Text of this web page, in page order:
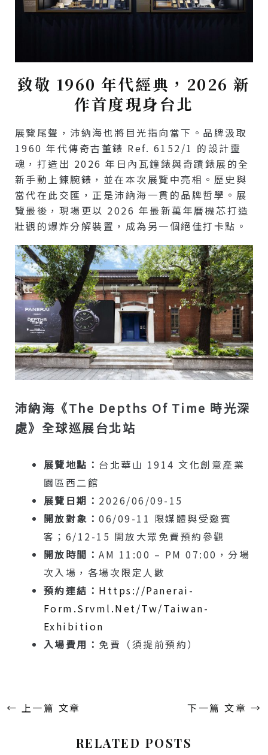
致敬 1960 年代經典，2026 新
作首度現身台北
展覽尾聲，沛納海也將目光指向當下。品牌汲取
1960 年代傳奇古董錶 Ref. 6152/1 的設計靈
魂，打造出 2026 年日內瓦鐘錶與奇蹟錶展的全
新手動上鍊腕錶，並在本次展覽中亮相。歷史與
當代在此交匯，正是沛納海一貫的品牌哲學。展
覽最後，現場更以 2026 年最新萬年曆機芯打造
壯觀的爆炸分解裝置，成為另一個絕佳打卡點。
沛納海《The Depths Of Time 時光深
處》全球巡展台北站
展覽地點： 台北華山 1914 文化創意產業
園區西二館
展覽日期： 2026/06/09-15
開放對象：06/09-11 限媒體與受邀賓
客；6/12-15 開放大眾免費預約參觀
開放時間：AM 11:00 – PM 07:00，分場
次入場，各場次限定人數
預約連結： Https://panerai-
Form.srvml.net/tw/taiwan-
Exhibition
入場費用： 免費（須提前預約）
← 上一篇 文章 下一篇 文章 →
RELATED POSTS